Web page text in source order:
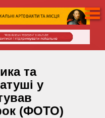
та
у
(ФОТО)